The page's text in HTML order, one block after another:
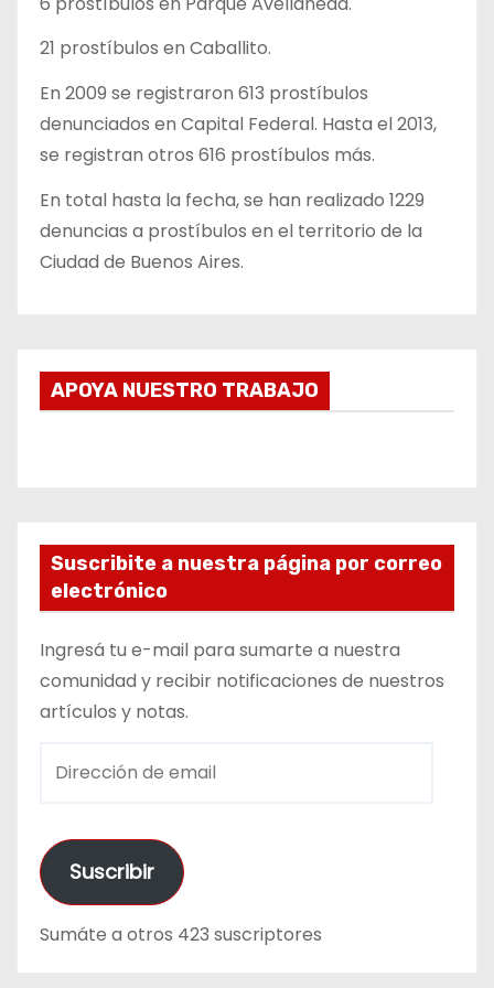
21 prostíbulos en Caballito.
En 2009 se registraron 613 prostíbulos
denunciados en Capital Federal. Hasta el 2013,
se registran otros 616 prostíbulos más.
En total hasta la fecha, se han realizado 1229
denuncias a prostíbulos en el territorio de la
Ciudad de Buenos Aires.
APOYA NUESTRO TRABAJO
Suscribite a nuestra página por correo
electrónico
Ingresá tu e-mail para sumarte a nuestra
comunidad y recibir notificaciones de nuestros
artículos y notas.
e
c
i
Suscribir
Sumáte a otros 423 suscriptores